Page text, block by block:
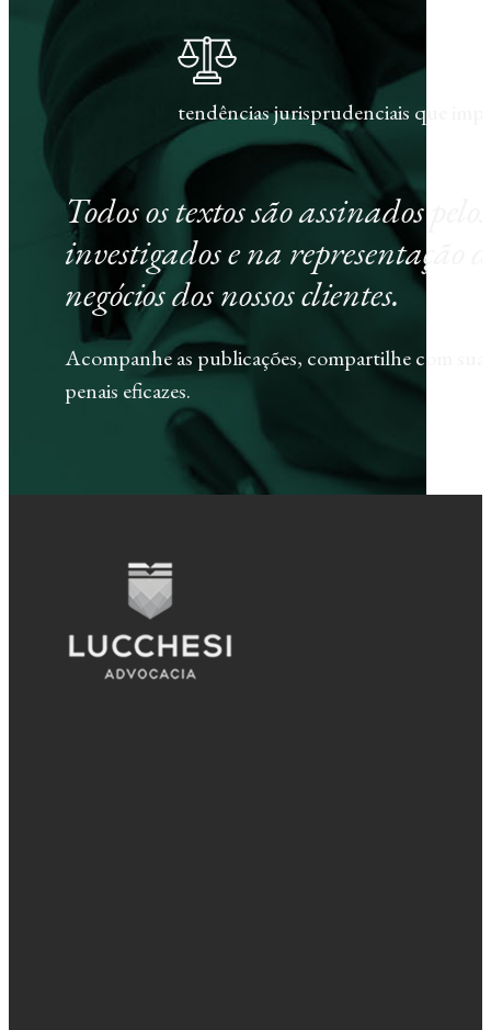
tendências jurisprudenciais que
Todos os textos são assinados
investigados e na representação
negócios dos nossos clientes.
Acompanhe as publicações, compartilhe com
penais eficazes.